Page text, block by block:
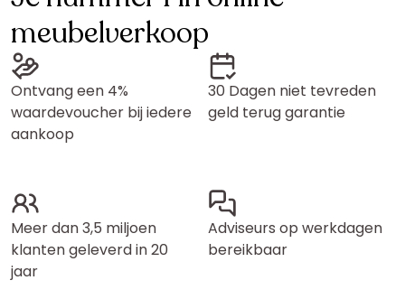
meubelverkoop
Ontvang een 4%
waardevoucher bij iedere
aankoop
30 Dagen niet tevreden
geld terug garantie
Meer dan 3,5 miljoen
klanten geleverd in 20
jaar
Adviseurs op werkdagen
bereikbaar